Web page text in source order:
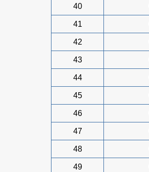
40
41
42
43
44
45
46
47
48
49